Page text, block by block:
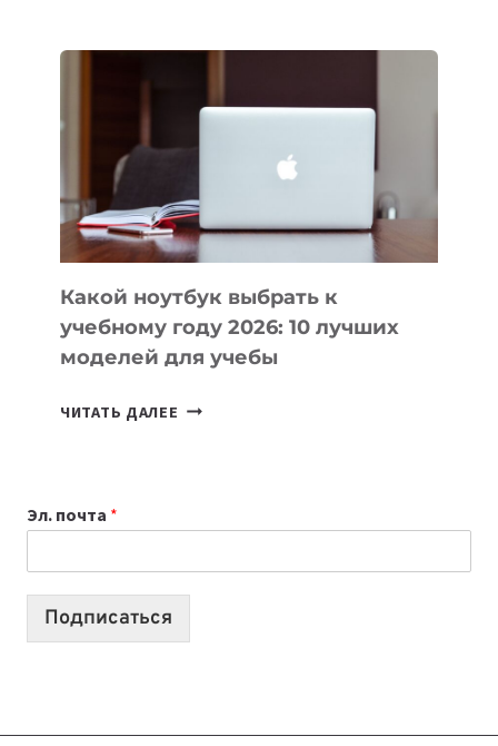
ПОМОГАЮТ
СОЗДАВАТЬ
БЕЗ
СЛОЖНОГО
КОДА
Какой ноутбук выбрать к
учебному году 2026: 10 лучших
моделей для учебы
ЧИТАТЬ ДАЛЕЕ КАКОЙ
2026:
10
Эл. почта *
Подписаться